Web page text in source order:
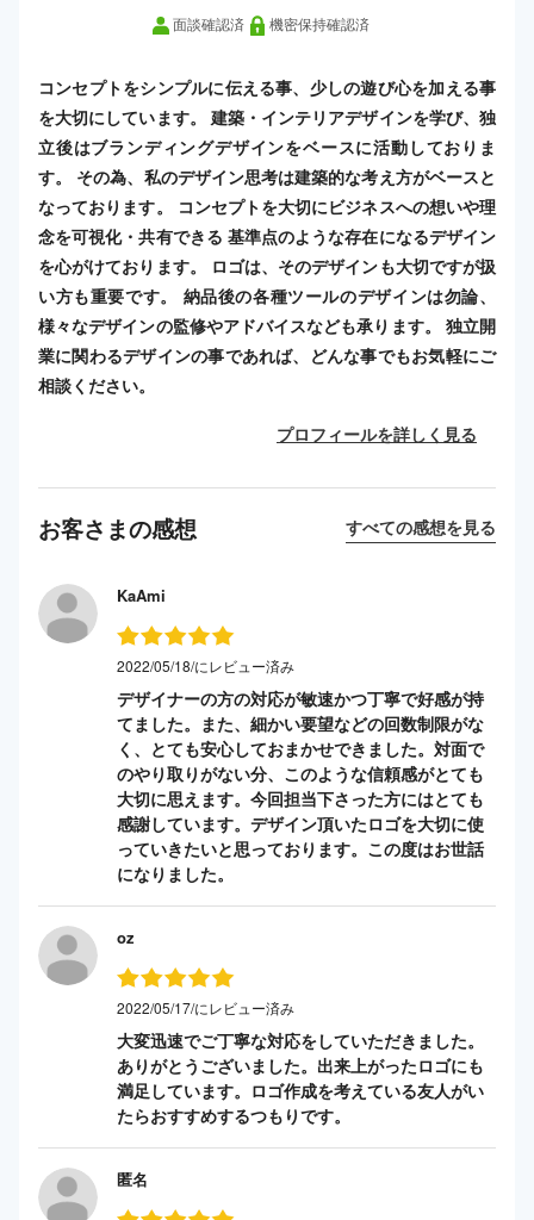
面談確認済 機密保持確認済
コンセプトをシンプルに伝える事、少しの遊び心を加える事
を大切にしています。 建築・インテリアデザインを学び、独
立後はブランディングデザインをベースに活動しておりま
す。 その為、私のデザイン思考は建築的な考え方がベースと
なっております。 コンセプトを大切にビジネスへの想いや理
念を可視化・共有できる 基準点のような存在になるデザイン
を心がけております。 ロゴは、そのデザインも大切ですが扱
い方も重要です。 納品後の各種ツールのデザインは勿論、
様々なデザインの監修やアドバイスなども承ります。 独立開
業に関わるデザインの事であれば、どんな事でもお気軽にご
相談ください。
プロフィールを詳しく見る
お客さまの感想 すべての感想を見る
KaAmi
2022/05/18/にレビュー済み
デザイナーの方の対応が敏速かつ丁寧で好感が持
てました。また、細かい要望などの回数制限がな
く、とても安心しておまかせできました。対面で
のやり取りがない分、このような信頼感がとても
大切に思えます。今回担当下さった方にはとても
感謝しています。デザイン頂いたロゴを大切に使
っていきたいと思っております。この度はお世話
になりました。
oz
2022/05/17/にレビュー済み
大変迅速でご丁寧な対応をしていただきました。
ありがとうございました。出来上がったロゴにも
満足しています。ロゴ作成を考えている友人がい
たらおすすめするつもりです。
匿名